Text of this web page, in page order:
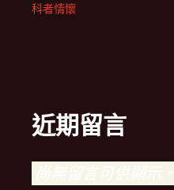
科者情懷
近期留言
尚無留言可供顯示。